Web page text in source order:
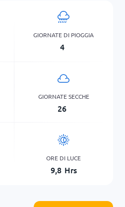
GIORNATE DI PIOGGIA
4
GIORNATE SECCHE
26
ORE DI LUCE
9,8 Hrs